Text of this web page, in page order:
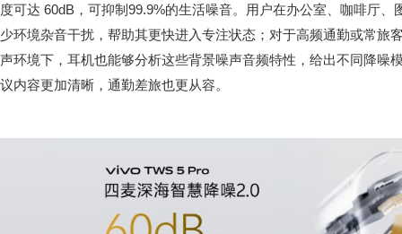
度可达 60dB，可抑制99.9%的生活噪音。用户在办公室、咖啡厅
少环境杂音干扰，帮助其更快进入专注状态；对于高频通勤或常旅
声环境下，耳机也能够分析这些背景噪声音频特性，给出不同降噪
议内容更加清晰，通勤差旅也更从容。